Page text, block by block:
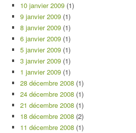
10 janvier 2009 (1)
9 janvier 2009 (1)
8 janvier 2009 (1)
6 janvier 2009 (1)
5 janvier 2009 (1)
3 janvier 2009 (1)
1 janvier 2009 (1)
28 décembre 2008 (1)
24 décembre 2008 (1)
21 décembre 2008 (1)
18 décembre 2008 (2)
11 décembre 2008 (1)